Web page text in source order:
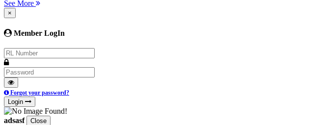
See More
×
Member LogIn
Forgot your password?
Login
adsasf Close